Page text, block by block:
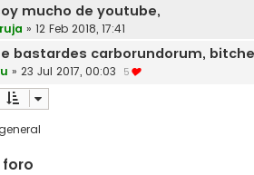
mucho de youtube,
» 12 Feb 2018, 17:41
bastardes carborundorum,
» 23 Jul 2017, 00:03 5
foro